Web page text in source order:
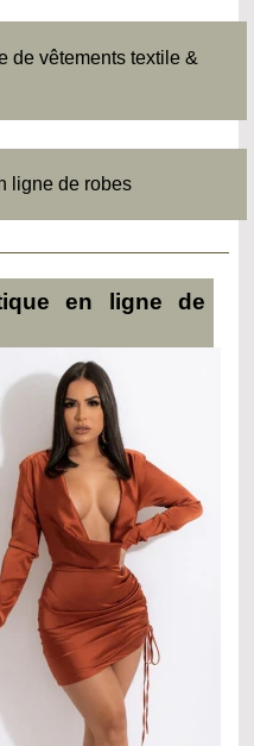
de vêtements textile &
ligne de robes
en ligne de